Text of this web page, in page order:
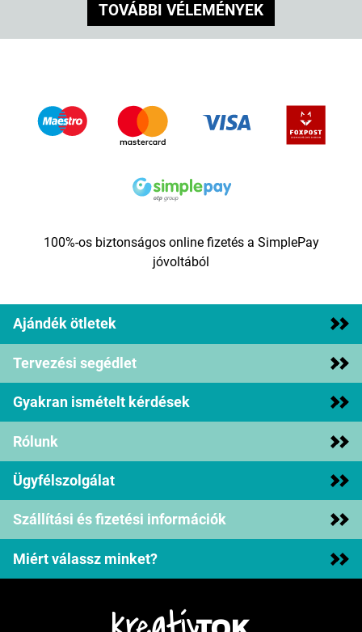
TOVÁBBI VÉLEMÉNYEK
100%-os biztonságos online fizetés a SimplePay
jóvoltából
Ajándék ötletek
Tervezési segédlet
Gyakran ismételt kérdések
Rólunk
Ügyfélszolgálat
Szállítási és fizetési információk
Miért válassz minket?